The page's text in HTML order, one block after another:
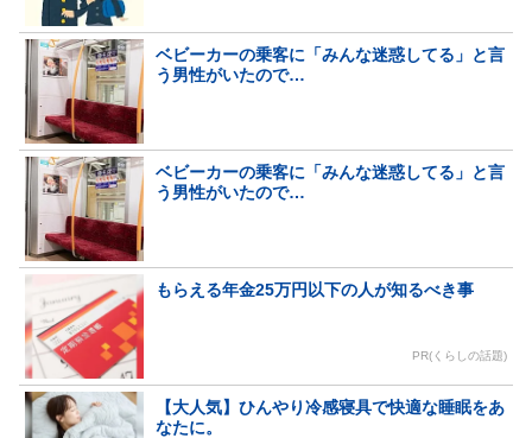
ベビーカーの乗客に「みんな迷惑してる」と言
う男性がいたので…
ベビーカーの乗客に「みんな迷惑してる」と言
う男性がいたので…
もらえる年金25万円以下の人が知るべき事
PR(くらしの話題)
【大人気】ひんやり冷感寝具で快適な睡眠をあ
なたに。